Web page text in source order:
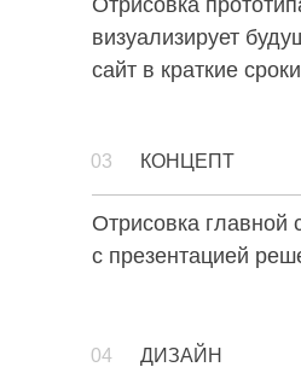
визуализирует
сайт в краткие сроки
03
Отрисовка главной
с презентацией
КОНЦЕПТ
04 ДИЗАЙН
8 800 201 67
87